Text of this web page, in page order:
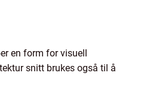
en form for visuell
snitt brukes også til å